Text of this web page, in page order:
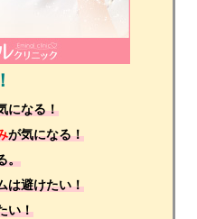
になる！
が気になる！
。
は避けたい！
い！